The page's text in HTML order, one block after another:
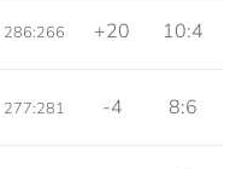
286:266 +20 10:4
277:281 -4 8:6